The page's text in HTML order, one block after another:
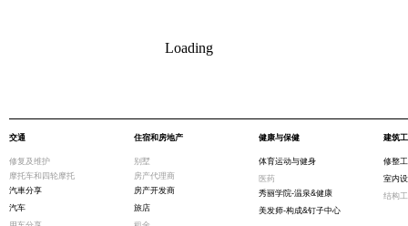
Loading
交通
修复及维护
摩托车和四轮摩托
汽車分享
汽车
住宿和房地产
别墅
房产代理商
房产开发商
旅店
健康与保健
体育运动与健身
医药
秀丽学院-温泉&健康
美发师-构成&钉子中心
建筑
修整
室内
结构